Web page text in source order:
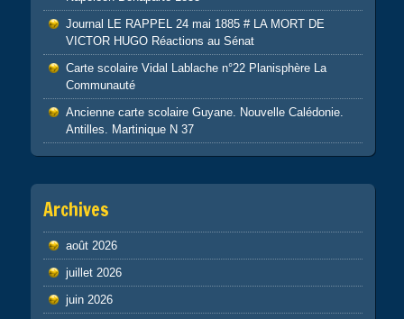
Journal LE RAPPEL 24 mai 1885 # LA MORT DE
VICTOR HUGO Réactions au Sénat
Carte scolaire Vidal Lablache n°22 Planisphère La
Communauté
Ancienne carte scolaire Guyane. Nouvelle Calédonie.
Antilles. Martinique N 37
Archives
août 2026
juillet 2026
juin 2026